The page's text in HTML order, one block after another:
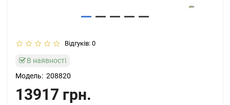
Відгуків: 0
В наявності
Модель: 208820
13917 грн.